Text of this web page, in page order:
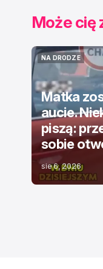
Może cię
NA DRODZE
NA DRODZE
Matka
aucie.
piszą:
sobie
sie 6, 2026